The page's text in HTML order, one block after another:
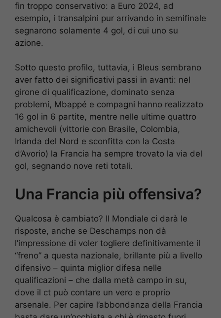
fin troppo conservativo: a Euro 2024, ad
esempio, i transalpini pur arrivando in semifinale
segnarono solamente 4 gol, di cui uno su
azione.
Sotto questo profilo, tuttavia, i Bleus sembrano
aver fatto dei significativi passi in avanti: nel
girone di qualificazione, dominato senza
problemi, Mbappé e compagni hanno realizzato
16 gol in 6 partite, mentre nelle ultime quattro
amichevoli (vittorie con Brasile, Colombia,
Irlanda del Nord e sconfitta con la Costa
d’Avorio) la Francia ha sempre trovato la via del
gol, segnando nove reti totali.
Una Francia più offensiva?
Qualcosa è cambiato? Il Mondiale ci darà le
risposte, anche se Deschamps non dà
l’impressione di voler togliere definitivamente il
“freno” a questa nazionale, brillante più a livello
difensivo – quinta miglior difesa nelle
qualificazioni – che dalla metà campo in su,
dove il ct può contare un vero e proprio
arsenale. Per capire l’abbondanza della Francia